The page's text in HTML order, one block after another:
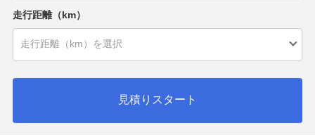
走行距離（km）
見積りスタート